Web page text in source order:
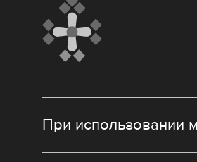
При использовании